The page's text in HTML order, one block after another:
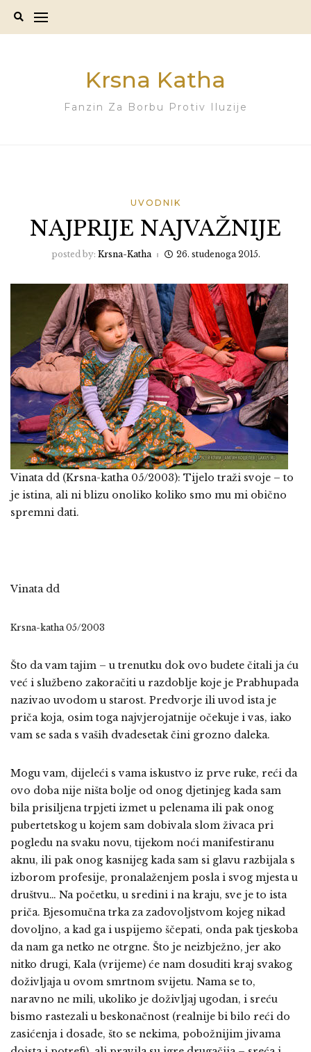
Krsna Katha
Fanzin Za Borbu Protiv Iluzije
UVODNIK
NAJPRIJE NAJVAŽNIJE
posted by: Krsna-Katha 26. studenoga 2015.
Vinata dd (Krsna-katha 05/2003): Tijelo traži svoje – to
je istina, ali ni blizu onoliko koliko smo mu mi obično
spremni dati.
Vinata dd
Krsna-katha 05/2003
Što da vam tajim – u trenutku dok ovo budete čitali ja ću
već i službeno zakoračiti u razdoblje koje je Prabhupada
nazivao uvodom u starost. Predvorje ili uvod ista je
priča koja, osim toga najvjerojatnije očekuje i vas, iako
vam se sada s vaših dvadesetak čini grozno daleka.
Mogu vam, dijeleći s vama iskustvo iz prve ruke, reći da
ovo doba nije ništa bolje od onog djetinjeg kada sam
bila prisiljena trpjeti izmet u pelenama ili pak onog
pubertetskog u kojem sam dobivala slom živaca pri
pogledu na svaku novu, tijekom noći manifestiranu
aknu, ili pak onog kasnijeg kada sam si glavu razbijala s
izborom profesije, pronalaženjem posla i svog mjesta u
društvu… Na početku, u sredini i na kraju, sve je to ista
priča. Bjesomučna trka za zadovoljstvom kojeg nikad
dovoljno, a kad ga i uspijemo ščepati, onda pak tjeskoba
da nam ga netko ne otrgne. Što je neizbježno, jer ako
nitko drugi, Kala (vrijeme) će nam dosuditi kraj svakog
doživljaja u ovom smrtnom svijetu. Nama se to,
naravno ne mili, ukoliko je doživljaj ugodan, i sreću
bismo rastezali u beskonačnost (realnije bi bilo reći do
zasićenja i dosade, što se nekima, pobožnijim jivama